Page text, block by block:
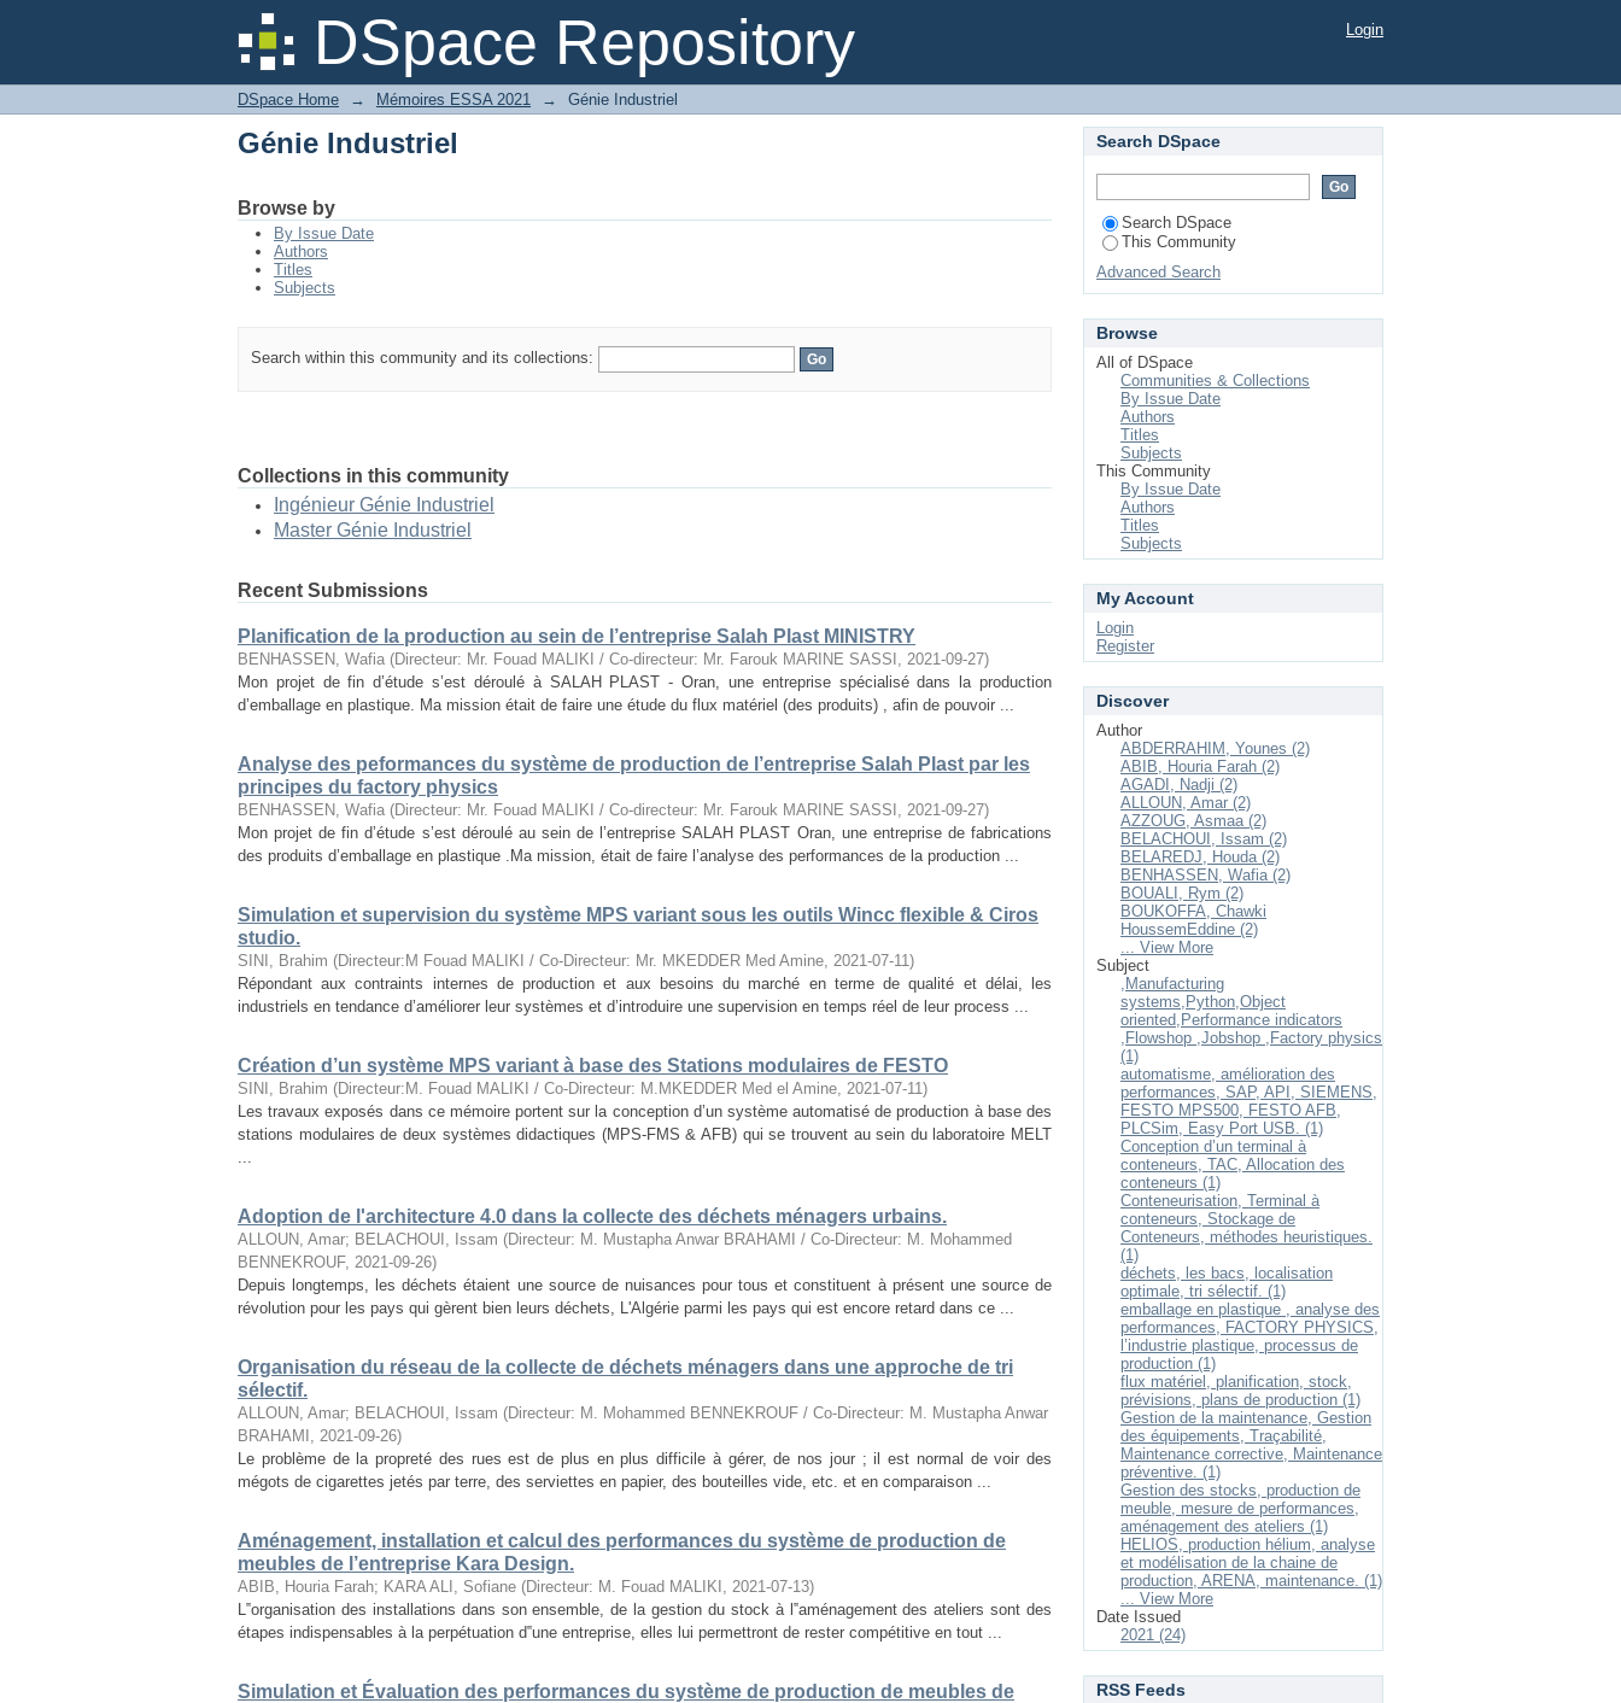
DSpace Repository
Génie Industriel Login
DSpace Home → Mémoires ESSA 2021 → Génie Industriel
Génie Industriel
Browse by
By Issue Date
Authors
Titles
Subjects
Search within this community and its collections:
Collections in this community
Ingénieur Génie Industriel
Master Génie Industriel
Recent Submissions
Planification de la production au sein de l’entreprise Salah Plast MINISTRY
BENHASSEN, Wafia (Directeur: Mr. Fouad MALIKI / Co-directeur: Mr. Farouk MARINE SASSI , 2021-09-27)
Mon projet de fin d’étude s’est déroulé à SALAH PLAST - Oran, une entreprise spécialisé dans la production
d’emballage en plastique. Ma mission était de faire une étude du flux matériel (des produits) , afin de pouvoir ...
Analyse des peformances du système de production de l’entreprise Salah Plast par les
principes du factory physics
BENHASSEN, Wafia (Directeur: Mr. Fouad MALIKI / Co-directeur: Mr. Farouk MARINE SASSI , 2021-09-27)
Mon projet de fin d’étude s’est déroulé au sein de l’entreprise SALAH PLAST Oran, une entreprise de fabrications
des produits d’emballage en plastique .Ma mission, était de faire l’analyse des performances de la production ...
Simulation et supervision du système MPS variant sous les outils Wincc flexible & Ciros
studio.
SINI, Brahim (Directeur:M Fouad MALIKI / Co-Directeur: Mr. MKEDDER Med Amine, 2021-07-11)
Répondant aux contraints internes de production et aux besoins du marché en terme de qualité et délai, les
industriels en tendance d’améliorer leur systèmes et d’introduire une supervision en temps réel de leur process ...
Création d’un système MPS variant à base des Stations modulaires de FESTO
SINI, Brahim (Directeur:M. Fouad MALIKI / Co-Directeur: M.MKEDDER Med el Amine, 2021-07-11)
Les travaux exposés dans ce mémoire portent sur la conception d’un système automatisé de production à base des
stations modulaires de deux systèmes didactiques (MPS-FMS & AFB) qui se trouvent au sein du laboratoire MELT
...
Adoption de l'architecture 4.0 dans la collecte des déchets ménagers urbains.
ALLOUN, Amar; BELACHOUI, Issam (Directeur: M. Mustapha Anwar BRAHAMI / Co-Directeur: M. Mohammed
BENNEKROUF, 2021-09-26)
Depuis longtemps, les déchets étaient une source de nuisances pour tous et constituent à présent une source de
révolution pour les pays qui gèrent bien leurs déchets, L'Algérie parmi les pays qui est encore retard dans ce ...
Organisation du réseau de la collecte de déchets ménagers dans une approche de tri
sélectif.
ALLOUN, Amar; BELACHOUI, Issam (Directeur: M. Mohammed BENNEKROUF / Co-Directeur: M. Mustapha Anwar
BRAHAMI , 2021-09-26)
Le problème de la propreté des rues est de plus en plus difficile à gérer, de nos jour ; il est normal de voir des
mégots de cigarettes jetés par terre, des serviettes en papier, des bouteilles vide, etc. et en comparaison ...
Aménagement, installation et calcul des performances du système de production de
meubles de l’entreprise Kara Design.
ABIB, Houria Farah; KARA ALI, Sofiane (Directeur: M. Fouad MALIKI , 2021-07-13)
L‟organisation des installations dans son ensemble, de la gestion du stock à l‟aménagement des ateliers sont des
étapes indispensables à la perpétuation d‟une entreprise, elles lui permettront de rester compétitive en tout ...
Simulation et Évaluation des performances du système de production de meubles de
Search DSpace
Search DSpace
This Community
Advanced Search
Browse
All of DSpace
Communities & Collections
By Issue Date
Authors
Titles
Subjects
This Community
By Issue Date
Authors
Titles
Subjects
My Account
Login
Register
Discover
Author
ABDERRAHIM, Younes (2)
ABIB, Houria Farah (2)
AGADI, Nadji (2)
ALLOUN, Amar (2)
AZZOUG, Asmaa (2)
BELACHOUI, Issam (2)
BELAREDJ, Houda (2)
BENHASSEN, Wafia (2)
BOUALI, Rym (2)
BOUKOFFA, Chawki
HoussemEddine (2)
... View More
Subject
,Manufacturing
systems,Python,Object
oriented,Performance indicators
,Flowshop ,Jobshop ,Factory physics
(1)
automatisme, amélioration des
performances, SAP, API, SIEMENS,
FESTO MPS500, FESTO AFB,
PLCSim, Easy Port USB. (1)
Conception d’un terminal à
conteneurs, TAC, Allocation des
conteneurs (1)
Conteneurisation, Terminal à
conteneurs, Stockage de
Conteneurs, méthodes heuristiques.
(1)
déchets, les bacs, localisation
optimale, tri sélectif. (1)
emballage en plastique , analyse des
performances, FACTORY PHYSICS,
l’industrie plastique, processus de
production (1)
flux matériel, planification, stock,
prévisions, plans de production (1)
Gestion de la maintenance, Gestion
des équipements, Traçabilité,
Maintenance corrective, Maintenance
préventive. (1)
Gestion des stocks, production de
meuble, mesure de performances,
aménagement des ateliers (1)
HELIOS, production hélium, analyse
et modélisation de la chaine de
production, ARENA, maintenance. (1)
... View More
Date Issued
2021 (24)
RSS Feeds